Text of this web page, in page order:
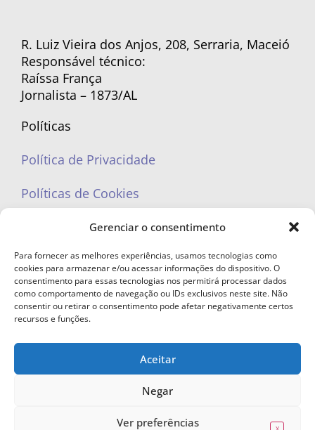
Gerenciar o consentimento
Para fornecer as melhores experiências, usamos tecnologias como
cookies para armazenar e/ou acessar informações do dispositivo. O
consentimento para essas tecnologias nos permitirá processar dados
como comportamento de navegação ou IDs exclusivos neste site. Não
consentir ou retirar o consentimento pode afetar negativamente certos
recursos e funções.
Aceitar
Negar
Ver preferências
R. Luiz Vieira dos Anjos, 208, Serraria, Maceió
Responsável técnico:
Raíssa França
Jornalista – 1873/AL
Políticas
Política de Privacidade
Políticas de Cookies
portaleufemea@gmail.com
© Copyright 2023 - Todos os direitos reservados. Proibida cópia total ou
parcial sem autorização.